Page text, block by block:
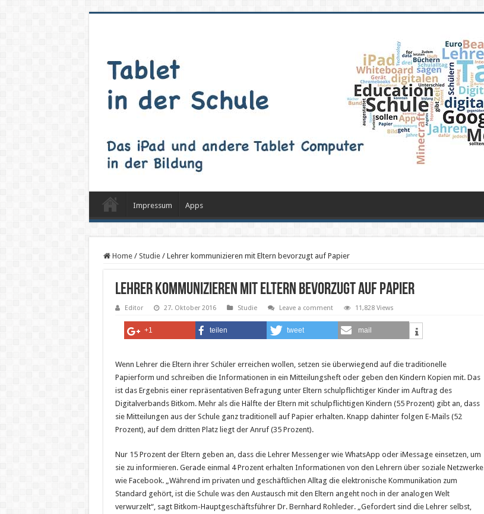
Impressum Apps
Home / Studie / Lehrer kommunizieren mit Eltern bevorzugt auf Papier
Lehrer kommunizieren mit Eltern bevorzugt auf Papier
Editor 27. Oktober 2016 Studie Leave a comment 11,828 Views
+1 teilen tweet mail
Wenn Lehrer die Eltern ihrer Schüler erreichen wollen, setzen sie überwiegend auf die traditionelle
Papierform und schreiben die Informationen in ein Mitteilungsheft oder geben den Kindern Kopien mit. Das
ist das Ergebnis einer repräsentativen Befragung unter Eltern schulpflichtiger Kinder im Auftrag des
Digitalverbands Bitkom. Mehr als die Hälfte der Eltern mit schulpflichtigen Kindern (55 Prozent) gibt an, dass
sie Mitteilungen aus der Schule ganz traditionell auf Papier erhalten. Knapp dahinter folgen E-Mails (52
Prozent), auf dem dritten Platz liegt der Anruf (35 Prozent).
Nur 15 Prozent der Eltern geben an, dass die Lehrer Messenger wie WhatsApp oder iMessage einsetzen, um
sie zu informieren. Gerade einmal 4 Prozent erhalten Informationen von den Lehrern über soziale Netzwerke
wie Facebook. „Während im privaten und geschäftlichen Alltag die elektronische Kommunikation zum
Standard gehört, ist die Schule was den Austausch mit den Eltern angeht noch in der analogen Welt
verwurzelt“, sagt Bitkom-Hauptgeschäftsführer Dr. Bernhard Rohleder. „Gefordert sind die Lehrer selbst,